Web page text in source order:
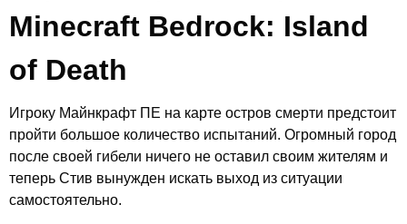
Minecraft Bedrock: Island
of Death
Игроку Майнкрафт ПЕ на карте остров смерти предстоит
пройти большое количество испытаний. Огромный город
после своей гибели ничего не оставил своим жителям и
теперь Стив вынужден искать выход из ситуации
самостоятельно.